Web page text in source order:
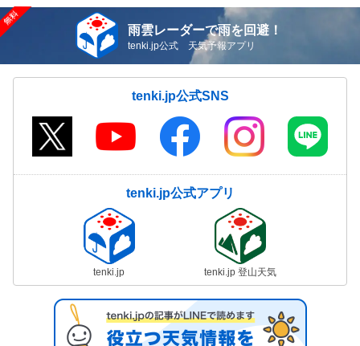
雨雲レーダーで雨を回避！
tenki.jp公式 天気予報アプリ
tenki.jp公式SNS
tenki.jp公式アプリ
tenki.jp tenki.jp 登山天気